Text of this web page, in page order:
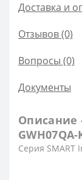
Доставка и
Отзывов (0)
Вопросы (0)
Документы
Описание
GWH07QA-
Серия SMART